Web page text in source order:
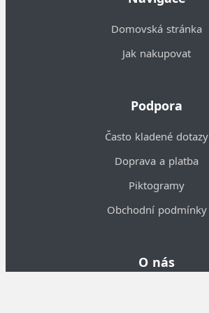
Domovská stránka
Jak nakupovat
Podpora
Často kladené dotazy
Doprava a platba
Piktogramy
Obchodní podmínky
O nás